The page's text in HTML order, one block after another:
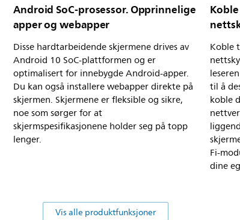
Android SoC-prosessor. Opprinnelige
apper og webapper
Disse hardtarbeidende skjermene drives av
Android 10 SoC-plattformen og er
optimalisert for innebygde Android-apper.
Du kan også installere webapper direkte på
skjermen. Skjermene er fleksible og sikre,
noe som sørger for at
skjermspesifikasjonene holder seg på topp
lenger.
Koble
til å
koble
Fi-
dine
Vis alle produktfunksjoner